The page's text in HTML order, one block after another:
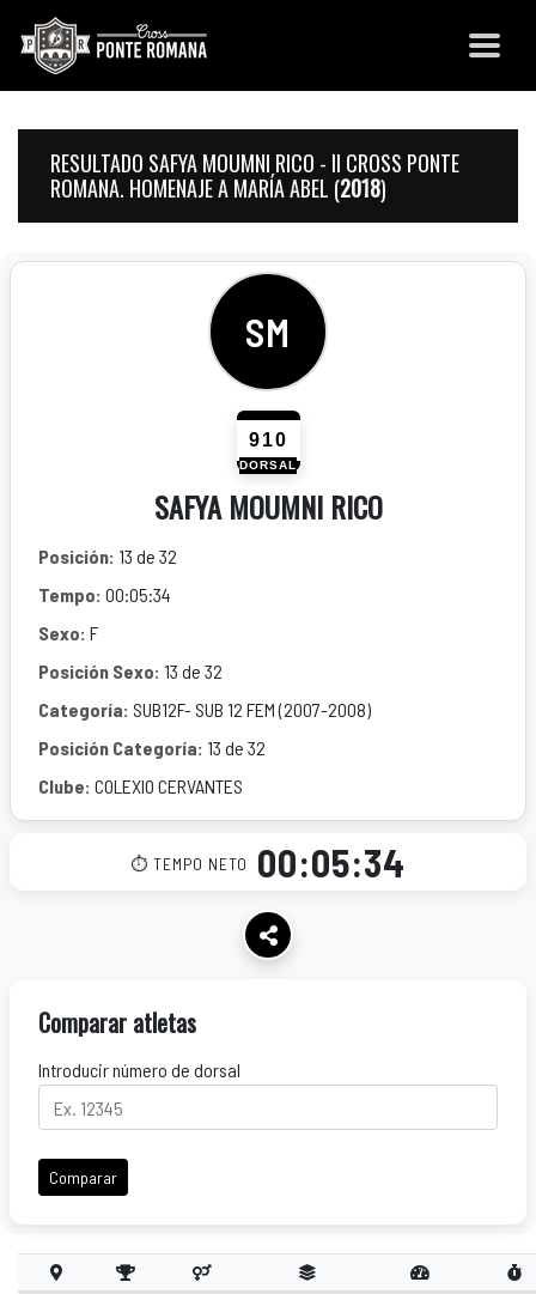
RESULTADO SAFYA MOUMNI RICO - II CROSS PONTE
ROMANA. HOMENAJE A MARÍA ABEL (2018)
SM
910
DORSAL
SAFYA MOUMNI RICO
Posición: 13 de 32
Tempo: 00:05:34
Sexo: F
Posición Sexo: 13 de 32
Categoría: SUB12F- SUB 12 FEM (2007-2008)
Posición Categoría: 13 de 32
Clube: COLEXIO CERVANTES
⏱ TEMPO NETO 00:05:34
Comparar atletas
Introducir número de dorsal
Comparar